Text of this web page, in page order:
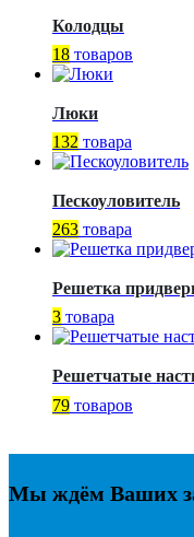
Колодцы
18 товаров
Люки
132 товара
Пескоуловитель
263 товара
Решетка
3 товара
Решетчатые
79 товаров
Мы ждём Ваших